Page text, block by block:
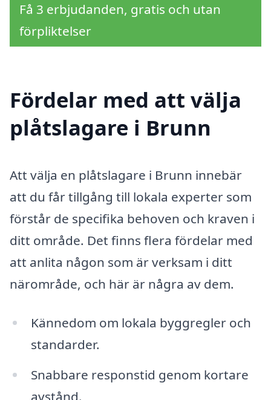
Få 3 erbjudanden, gratis och utan
förpliktelser
Fördelar med att välja
plåtslagare i Brunn
Att välja en plåtslagare i Brunn innebär
att du får tillgång till lokala experter som
förstår de specifika behoven och kraven i
ditt område. Det finns flera fördelar med
att anlita någon som är verksam i ditt
närområde, och här är några av dem.
Kännedom om lokala byggregler och
standarder.
Snabbare responstid genom kortare
avstånd.